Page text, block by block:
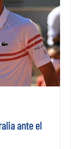
ante el